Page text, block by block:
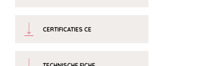
CERTIFICATIES CE